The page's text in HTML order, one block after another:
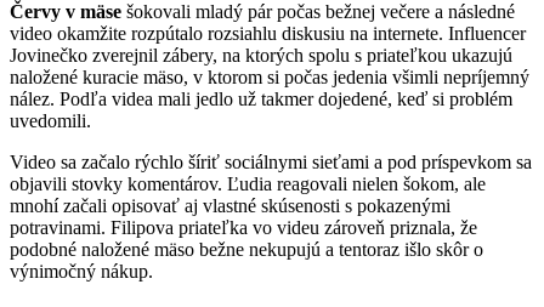
Červy v mäse šokovali mladý pár počas bežnej večere a následné
video okamžite rozpútalo rozsiahlu diskusiu na internete. Influencer
Jovinečko zverejnil zábery, na ktorých spolu s priateľkou ukazujú
naložené kuracie mäso, v ktorom si počas jedenia všimli nepríjemný
nález. Podľa videa mali jedlo už takmer dojedené, keď si problém
uvedomili.
Video sa začalo rýchlo šíriť sociálnymi sieťami a pod príspevkom sa
objavili stovky komentárov. Ľudia reagovali nielen šokom, ale
mnohí začali opisovať aj vlastné skúsenosti s pokazenými
potravinami. Filipova priateľka vo videu zároveň priznala, že
podobné naložené mäso bežne nekupujú a tentoraz išlo skôr o
výnimočný nákup.